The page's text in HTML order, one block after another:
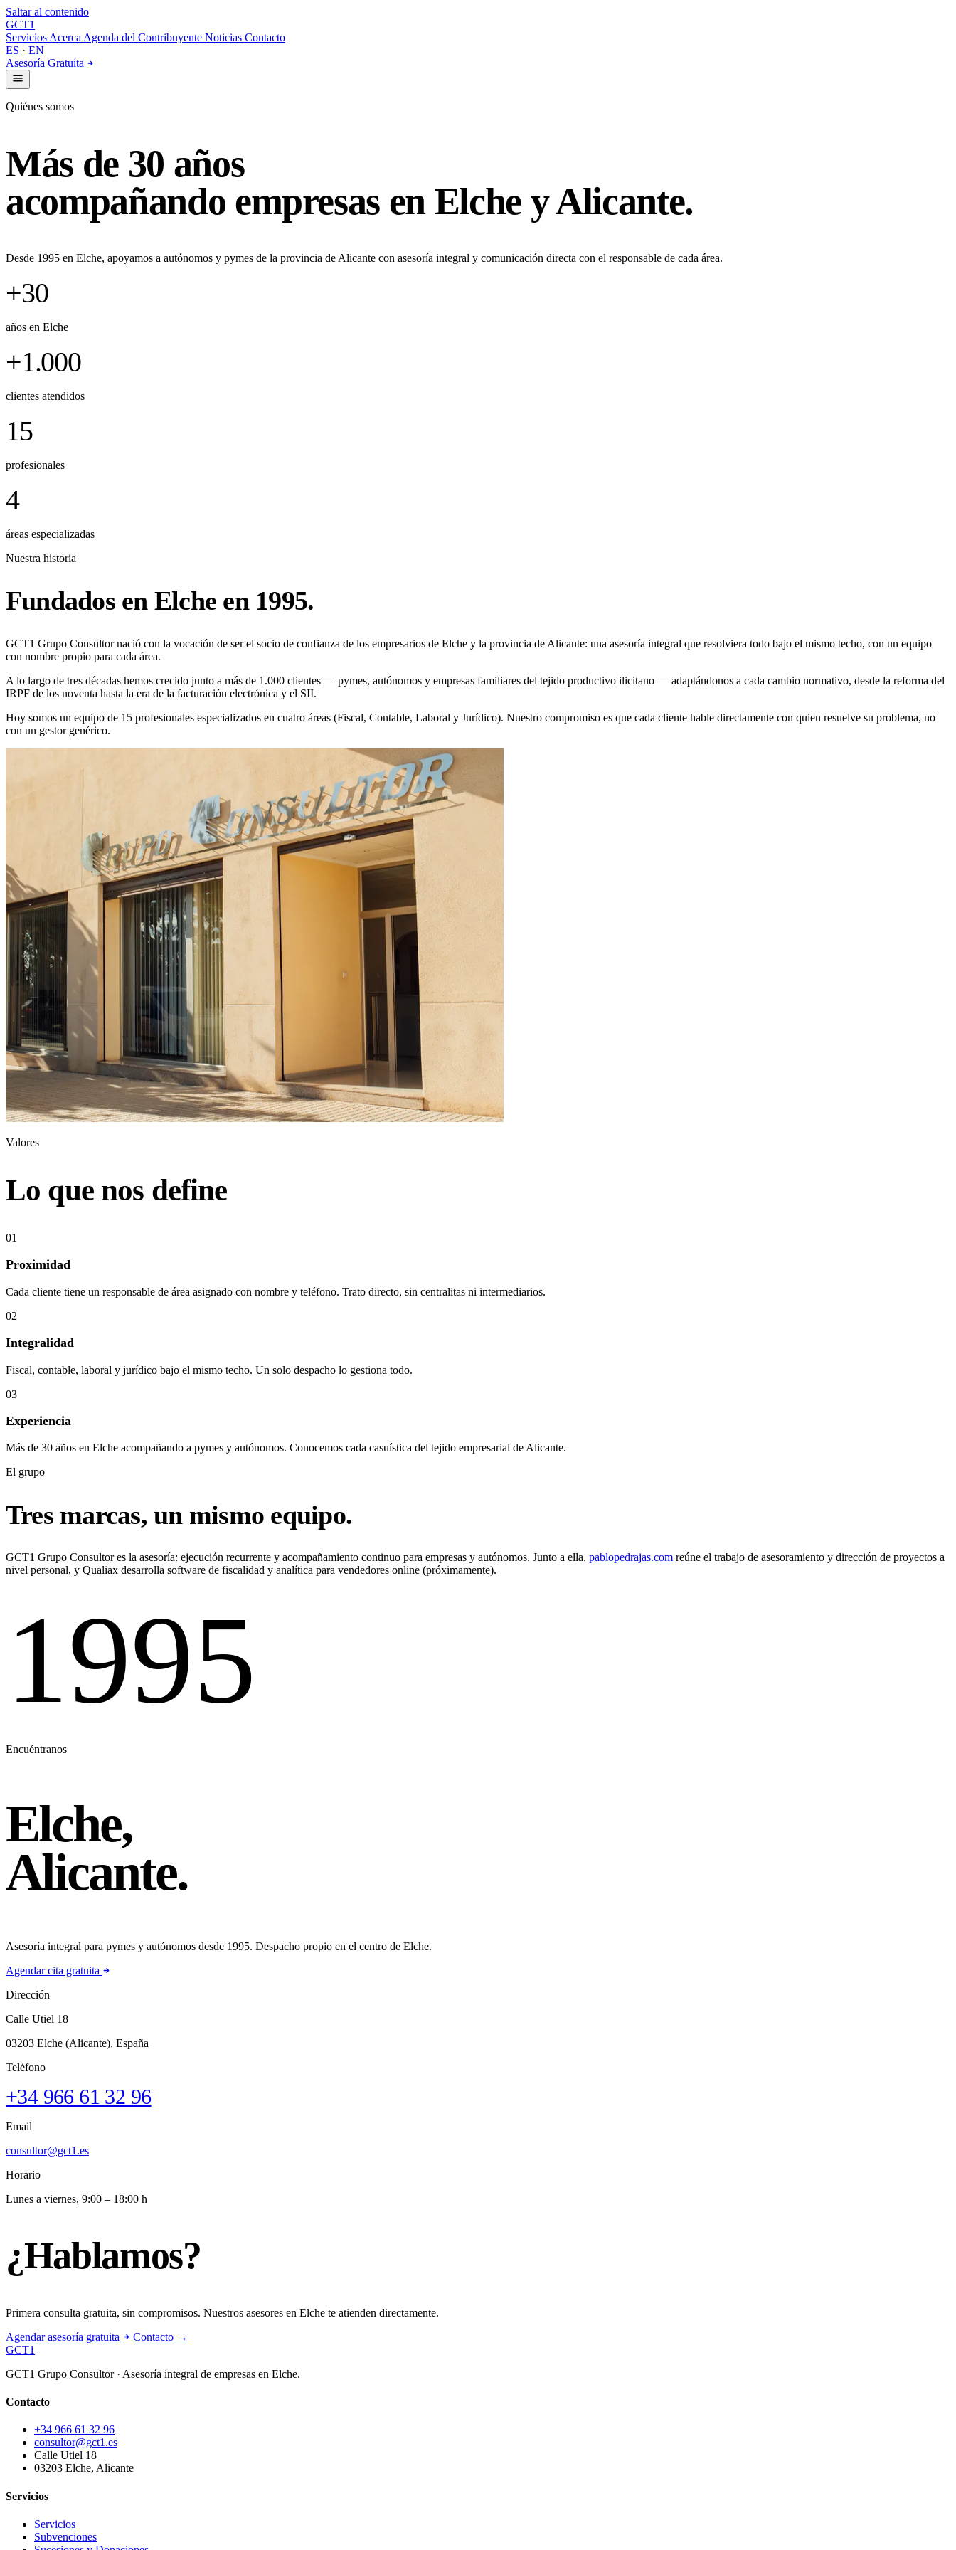
Saltar al contenido
GCT1
Servicios Acerca Agenda del Contribuyente Noticias Contacto
ES · EN
Asesoría Gratuita
Quiénes somos
Más de 30 años
acompañando empresas en Elche y Alicante.
Desde 1995 en Elche, apoyamos a autónomos y pymes de la provincia de Alicante con asesoría integral y comunicación directa con el responsable de cada área.
+30
años en Elche
+1.000
clientes atendidos
15
profesionales
4
áreas especializadas
Nuestra historia
Fundados en Elche en 1995.
GCT1 Grupo Consultor nació con la vocación de ser el socio de confianza de los empresarios de Elche y la provincia de Alicante: una asesoría integral que resolviera todo bajo el mismo techo, con un equipo
con nombre propio para cada área.
A lo largo de tres décadas hemos crecido junto a más de 1.000 clientes — pymes, autónomos y empresas familiares del tejido productivo ilicitano — adaptándonos a cada cambio normativo, desde la reforma del
IRPF de los noventa hasta la era de la facturación electrónica y el SII.
Hoy somos un equipo de 15 profesionales especializados en cuatro áreas (Fiscal, Contable, Laboral y Jurídico). Nuestro compromiso es que cada cliente hable directamente con quien resuelve su problema, no
con un gestor genérico.
Valores
Lo que nos define
01
Proximidad
Cada cliente tiene un responsable de área asignado con nombre y teléfono. Trato directo, sin centralitas ni intermediarios.
02
Integralidad
Fiscal, contable, laboral y jurídico bajo el mismo techo. Un solo despacho lo gestiona todo.
03
Experiencia
Más de 30 años en Elche acompañando a pymes y autónomos. Conocemos cada casuística del tejido empresarial de Alicante.
El grupo
Tres marcas, un mismo equipo.
GCT1 Grupo Consultor es la asesoría: ejecución recurrente y acompañamiento continuo para empresas y autónomos. Junto a ella, pablopedrajas.com reúne el trabajo de asesoramiento y dirección de proyectos a
nivel personal, y Qualiax desarrolla software de fiscalidad y analítica para vendedores online (próximamente).
1995
Encuéntranos
Elche,
Alicante.
Asesoría integral para pymes y autónomos desde 1995. Despacho propio en el centro de Elche.
Agendar cita gratuita
Dirección
Calle Utiel 18
03203 Elche (Alicante), España
Teléfono
+34 966 61 32 96
Email
consultor@gct1.es
Horario
Lunes a viernes, 9:00 – 18:00 h
¿Hablamos?
Primera consulta gratuita, sin compromisos. Nuestros asesores en Elche te atienden directamente.
Agendar asesoría gratuita
Contacto →
GCT1
GCT1 Grupo Consultor · Asesoría integral de empresas en Elche.
Contacto
+34 966 61 32 96
consultor@gct1.es
Calle Utiel 18
03203 Elche, Alicante
Servicios
Servicios
Subvenciones